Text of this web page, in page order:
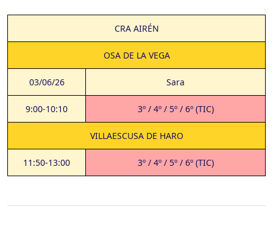
CRA AIRÉN
OSA DE LA VEGA
03/06/26 Sara
9:00-10:10 3º / 4º / 5º / 6º (TIC)
VILLAESCUSA DE HARO
11:50-13:00 3º / 4º / 5º / 6º (TIC)